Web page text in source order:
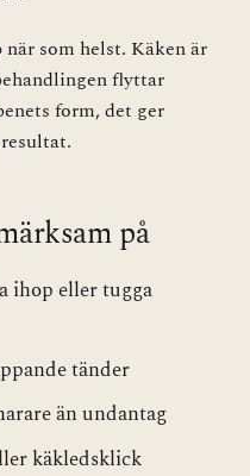
som helst. Käken är
flyttar
form, det ger
på
ihop eller tugga
tänder
än undantag
käkledsklick